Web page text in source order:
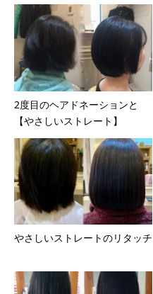
2度目のヘアドネーションと
【やさしいストレート】
やさしいストレートのリタッチ